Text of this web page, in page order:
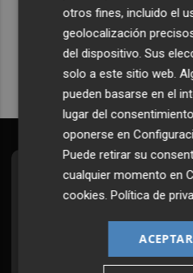
Plaza Podcast
Quiero
Suscríbete
¡Quiero
otros fines, incluido el
geolocalización
del dispositivo. Sus
solo a este sitio web.
pueden basarse en el
lugar del
oponerse en
Puede retirar su
cualquier momento en
cookies.Política de